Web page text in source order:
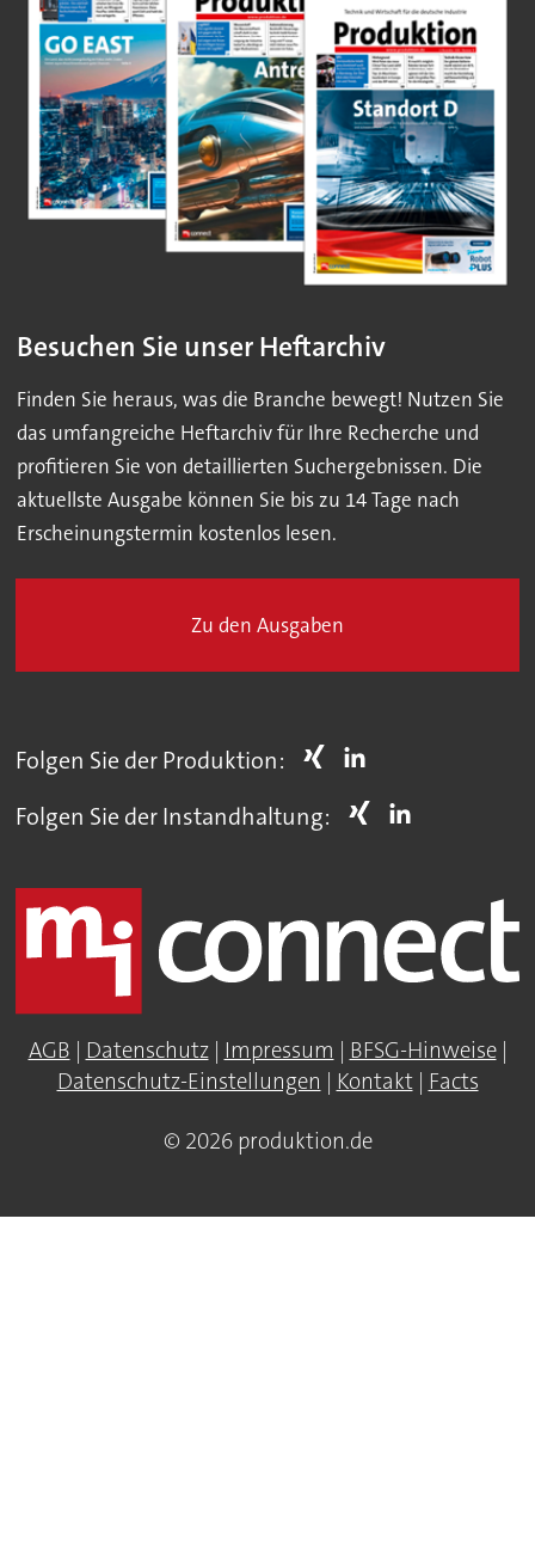
Besuchen Sie unser Heftarchiv
Finden Sie heraus, was die Branche bewegt! Nutzen Sie
das umfangreiche Heftarchiv für Ihre Recherche und
profitieren Sie von detaillierten Suchergebnissen. Die
aktuellste Ausgabe können Sie bis zu 14 Tage nach
Erscheinungstermin kostenlos lesen.
Zu den Ausgaben
Folgen Sie der Produktion:
Folgen Sie der Instandhaltung:
AGB Datenschutz| Impressum BFSG-Hinweise|
Datenschutz-Einstellungen
Kontakt| Facts
© 2026 produktion.de